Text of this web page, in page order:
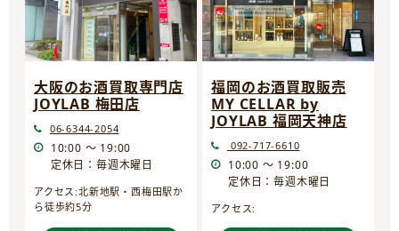
大阪のお酒買取専門店
JOYLAB 梅田店
06-6344-2054
10:00 ～ 19:00
定休日：毎週木曜日
アクセス:北新地駅・西梅田駅か
ら徒歩約5分
福岡のお酒買取販売
MY CELLAR by
JOYLAB 福岡天神店
092-717-6610
10:00 ～ 19:00
定休日：毎週木曜日
アクセス: